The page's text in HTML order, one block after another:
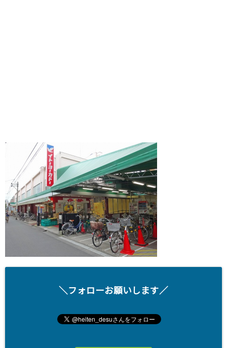
＼フォローお願いします／